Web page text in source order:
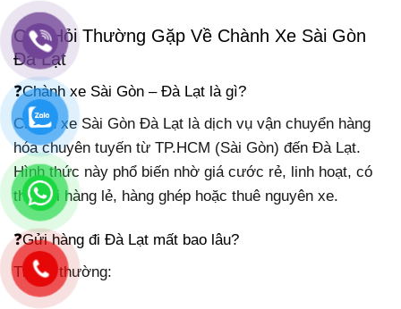
Câu Hỏi Thường Gặp Về Chành Xe Sài Gòn
Đà Lạt
❓Chành xe Sài Gòn – Đà Lạt là gì?
Chành xe Sài Gòn Đà Lạt là dịch vụ vận chuyển hàng
hóa chuyên tuyến từ TP.HCM (Sài Gòn) đến Đà Lạt.
Hình thức này phổ biến nhờ giá cước rẻ, linh hoạt, có
thể gửi hàng lẻ, hàng ghép hoặc thuê nguyên xe.
❓Gửi hàng đi Đà Lạt mất bao lâu?
Thông thường: